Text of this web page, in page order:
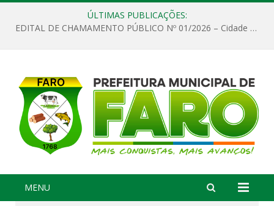
ÚLTIMAS PUBLICAÇÕES:
EDITAL DE CHAMAMENTO PÚBLICO Nº 01/2026 – Cidade de Faro
MENU